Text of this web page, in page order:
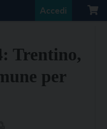
Accedi
Trentino,
per